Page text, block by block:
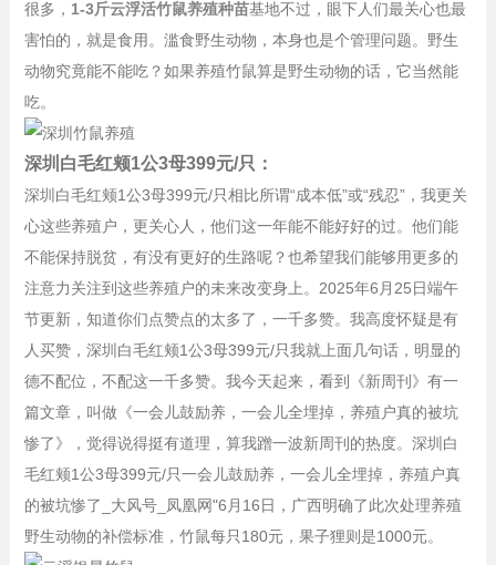
很多， 1-3斤云浮活竹鼠养殖种苗基地不过，眼下人们最关心也最
害怕的，就是食用。滥食野生动物，本身也是个管理问题。野生
动物究竟能不能吃？如果养殖竹鼠算是野生动物的话，它当然能
吃。
深圳 白毛红颊1公3母399元/只：
深圳 白毛红颊1公3母399元/只相比所谓“成本低”或“残忍”，我更关
心这些养殖户，更关心人，他们这一年能不能好好的过。他们能
不能保持脱贫，有没有更好的生路呢？也希望我们能够用更多的
注意力关注到这些养殖户的未来改变身上。2025年6月25日端午
节更新，知道你们点赞点的太多了，一千多赞。我高度怀疑是有
人买赞， 深圳 白毛红颊1公3母399元/只我就上面几句话，明显的
德不配位，不配这一千多赞。我今天起来，看到《新周刊》有一
篇文章，叫做《一会儿鼓励养，一会儿全埋掉，养殖户真的被坑
惨了》，觉得说得挺有道理，算我蹭一波新周刊的热度。 深圳 白
毛红颊1公3母399元/只一会儿鼓励养，一会儿全埋掉，养殖户真
的被坑惨了_大风号_凤凰网"6月16日，广西明确了此次处理养殖
野生动物的补偿标准，竹鼠每只180元，果子狸则是1000元。